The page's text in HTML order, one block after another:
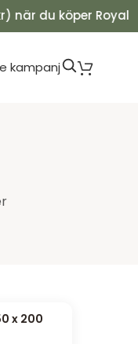
du köper Royal Lyx!
kampanj
x 200